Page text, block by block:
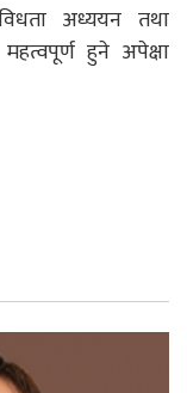
अध्ययन तथा
हुने अपेक्षा